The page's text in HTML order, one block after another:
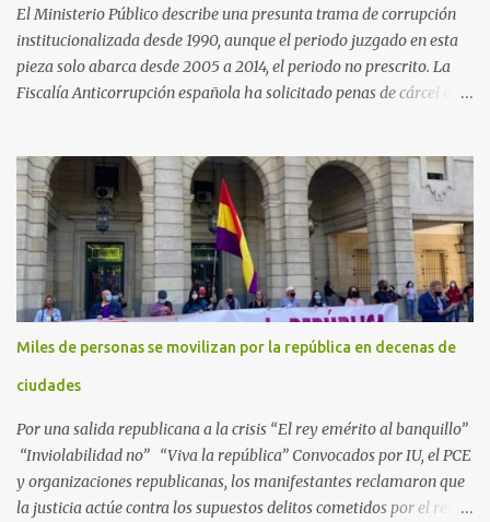
El Ministerio Público describe una presunta trama de corrupción
institucionalizada desde 1990, aunque el periodo juzgado en esta
pieza solo abarca desde 2005 a 2014, el periodo no prescrito. La
Fiscalía Anticorrupción española ha solicitado penas de cárcel de
Arabia Saudita a través de la empresa pública española Defex,
disuelta. El fiscal Conrado Saiz describe en su escrito de
conclusiones cómo la empresa pública Defex pagó comisiones
ilegales a diversas autoridades del régimen árabe entre 2005 y
2014, para obtener a cambio la materialización de los contratos. El
Ministerio Público lleva a cabo esta acusación en una de las piezas
separadas del llamado 'caso Defex', que investiga once ventas
ejecutadas en este periodo, y atribuye a José Ignacio Encinas
Charro, presidente de la compañía pública hasta 2013, los
Miles de personas se movilizan por la república en decenas de
ciudades
Por una salida republicana a la crisis “El rey emérito al banquillo”
“Inviolabilidad no” “Viva la república” Convocados por IU, el PCE
y organizaciones republicanas, los manifestantes reclamaron que
la justicia actúe contra los supuestos delitos cometidos por el rey